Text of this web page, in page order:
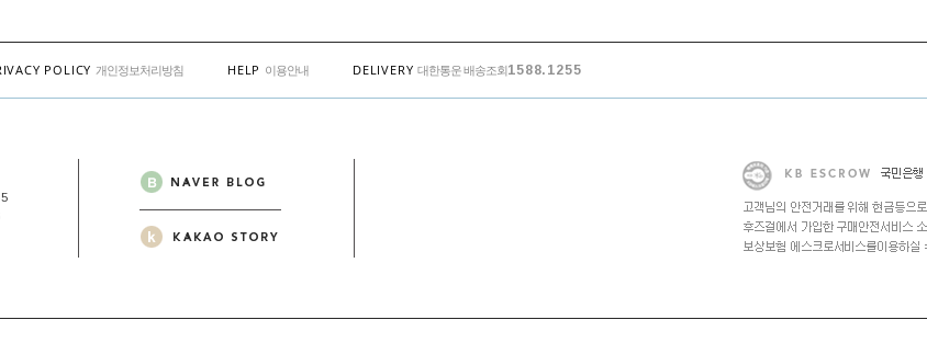
POLICY 개인정보처리방침 HELP 이용안내 DELIVERY대한통운 배송조회1588.1255